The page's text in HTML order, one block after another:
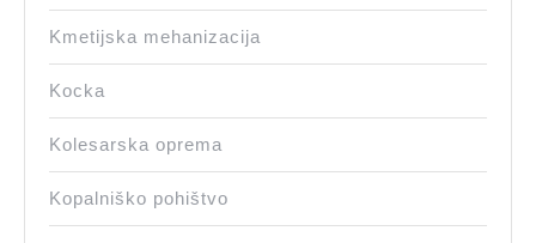
Kmetijska mehanizacija
Kocka
Kolesarska oprema
Kopalniško pohištvo